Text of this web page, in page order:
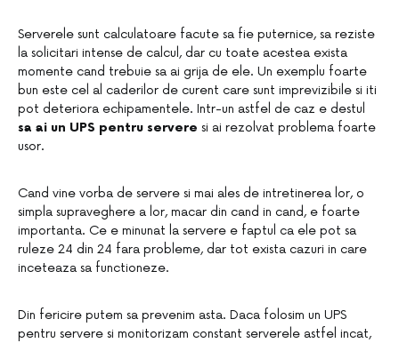
Serverele sunt calculatoare facute sa fie puternice, sa reziste
la solicitari intense de calcul, dar cu toate acestea exista
momente cand trebuie sa ai grija de ele. Un exemplu foarte
bun este cel al caderilor de curent care sunt imprevizibile si iti
pot deteriora echipamentele. Intr-un astfel de caz e destul
sa ai un UPS pentru servere si ai rezolvat problema foarte
usor.
Cand vine vorba de servere si mai ales de intretinerea lor, o
simpla supraveghere a lor, macar din cand in cand, e foarte
importanta. Ce e minunat la servere e faptul ca ele pot sa
ruleze 24 din 24 fara probleme, dar tot exista cazuri in care
inceteaza sa functioneze.
Din fericire putem sa prevenim asta. Daca folosim un UPS
pentru servere si monitorizam constant serverele astfel incat,